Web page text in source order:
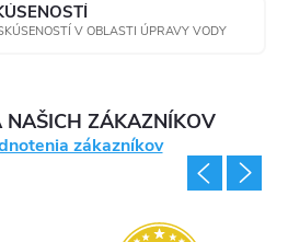
V OBLASTI ÚPRAVY VODY
NAŠICH ZÁKAZNÍKOV
zákazníkov